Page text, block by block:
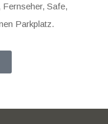
Fernseher, Safe,
Parkplatz.